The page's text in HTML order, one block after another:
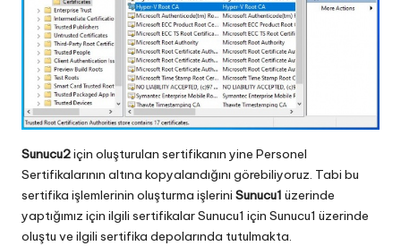
Sunucu2için oluşturulan sertifikanın yine Personel
Sertifikalarının altına kopyalandığını görebiliyoruz. Tabi bu
sertifika işlemlerinin oluşturma işlerini Sunucu1 üzerinde
yaptığımız için ilgili sertifikalar Sunucu1 için Sunucu1 üzerinde
oluştu ve ilgili sertifika depolarında tutulmakta.